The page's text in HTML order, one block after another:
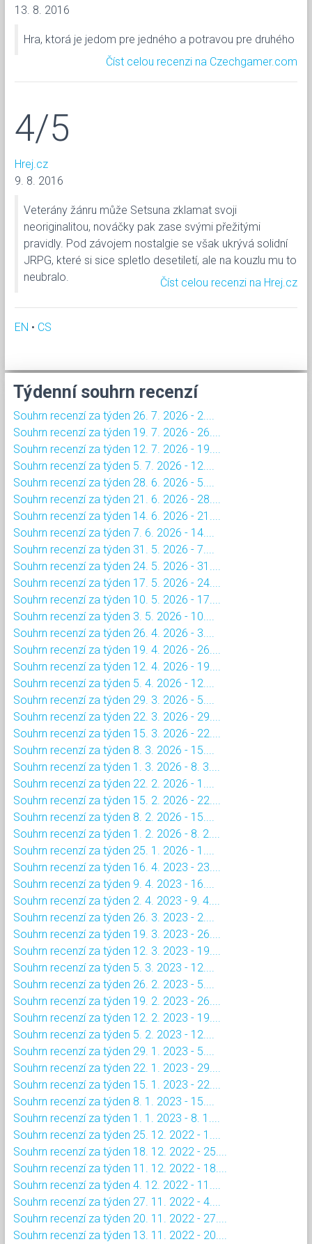
13. 8. 2016
Hra, ktorá je jedom pre jedného a potravou pre druhého
Číst celou recenzi na Czechgamer.com
4/5
Hrej.cz
9. 8. 2016
Veterány žánru může Setsuna zklamat svoji
neoriginalitou, nováčky pak zase svými přežitými
pravidly. Pod závojem nostalgie se však ukrývá solidní
JRPG, které si sice spletlo desetiletí, ale na kouzlu mu to
neubralo.
Číst celou recenzi na Hrej.cz
EN • CS
Týdenní souhrn recenzí
Souhrn recenzí za týden 26. 7. 2026 - 2....
Souhrn recenzí za týden 19. 7. 2026 - 26....
Souhrn recenzí za týden 12. 7. 2026 - 19....
Souhrn recenzí za týden 5. 7. 2026 - 12....
Souhrn recenzí za týden 28. 6. 2026 - 5....
Souhrn recenzí za týden 21. 6. 2026 - 28....
Souhrn recenzí za týden 14. 6. 2026 - 21....
Souhrn recenzí za týden 7. 6. 2026 - 14....
Souhrn recenzí za týden 31. 5. 2026 - 7....
Souhrn recenzí za týden 24. 5. 2026 - 31....
Souhrn recenzí za týden 17. 5. 2026 - 24....
Souhrn recenzí za týden 10. 5. 2026 - 17....
Souhrn recenzí za týden 3. 5. 2026 - 10....
Souhrn recenzí za týden 26. 4. 2026 - 3....
Souhrn recenzí za týden 19. 4. 2026 - 26....
Souhrn recenzí za týden 12. 4. 2026 - 19....
Souhrn recenzí za týden 5. 4. 2026 - 12....
Souhrn recenzí za týden 29. 3. 2026 - 5....
Souhrn recenzí za týden 22. 3. 2026 - 29....
Souhrn recenzí za týden 15. 3. 2026 - 22....
Souhrn recenzí za týden 8. 3. 2026 - 15....
Souhrn recenzí za týden 1. 3. 2026 - 8. 3....
Souhrn recenzí za týden 22. 2. 2026 - 1....
Souhrn recenzí za týden 15. 2. 2026 - 22....
Souhrn recenzí za týden 8. 2. 2026 - 15....
Souhrn recenzí za týden 1. 2. 2026 - 8. 2....
Souhrn recenzí za týden 25. 1. 2026 - 1....
Souhrn recenzí za týden 16. 4. 2023 - 23....
Souhrn recenzí za týden 9. 4. 2023 - 16....
Souhrn recenzí za týden 2. 4. 2023 - 9. 4....
Souhrn recenzí za týden 26. 3. 2023 - 2....
Souhrn recenzí za týden 19. 3. 2023 - 26....
Souhrn recenzí za týden 12. 3. 2023 - 19....
Souhrn recenzí za týden 5. 3. 2023 - 12....
Souhrn recenzí za týden 26. 2. 2023 - 5....
Souhrn recenzí za týden 19. 2. 2023 - 26....
Souhrn recenzí za týden 12. 2. 2023 - 19....
Souhrn recenzí za týden 5. 2. 2023 - 12....
Souhrn recenzí za týden 29. 1. 2023 - 5....
Souhrn recenzí za týden 22. 1. 2023 - 29....
Souhrn recenzí za týden 15. 1. 2023 - 22....
Souhrn recenzí za týden 8. 1. 2023 - 15....
Souhrn recenzí za týden 1. 1. 2023 - 8. 1....
Souhrn recenzí za týden 25. 12. 2022 - 1....
Souhrn recenzí za týden 18. 12. 2022 - 25....
Souhrn recenzí za týden 11. 12. 2022 - 18....
Souhrn recenzí za týden 4. 12. 2022 - 11....
Souhrn recenzí za týden 27. 11. 2022 - 4....
Souhrn recenzí za týden 20. 11. 2022 - 27....
Souhrn recenzí za týden 13. 11. 2022 - 20....